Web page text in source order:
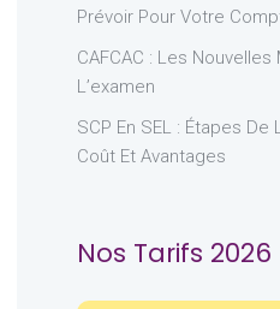
Prévoir Pour Votre
CAFCAC : Les
L’examen
SCP En SEL : Étapes De
Coût Et Avantages
Nos Tarifs 2026